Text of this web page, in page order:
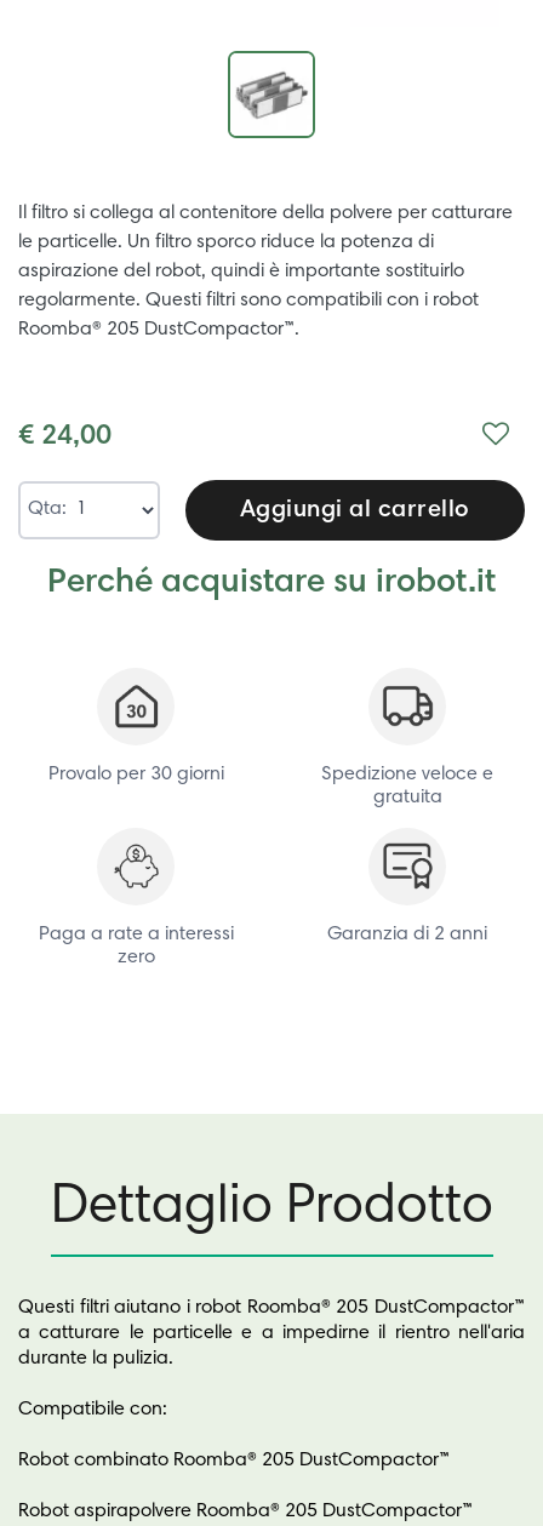
Il filtro si collega al contenitore della polvere per catturare
le particelle. Un filtro sporco riduce la potenza di
aspirazione del robot, quindi è importante sostituirlo
regolarmente. Questi filtri sono compatibili con i robot
Roomba® 205 DustCompactor™.
€ 24,00
Qta: Aggiungi al carrello
Perché acquistare su irobot.it
Provalo per 30 giorni
Spedizione veloce e
gratuita
Paga a rate a interessi
zero
Garanzia di 2 anni
Dettaglio Prodotto
Questi filtri aiutano i robot Roomba® 205 DustCompactor™
a catturare le particelle e a impedirne il rientro nell'aria
durante la pulizia.
Compatibile con:
Robot combinato Roomba® 205 DustCompactor™
Robot aspirapolvere Roomba® 205 DustCompactor™